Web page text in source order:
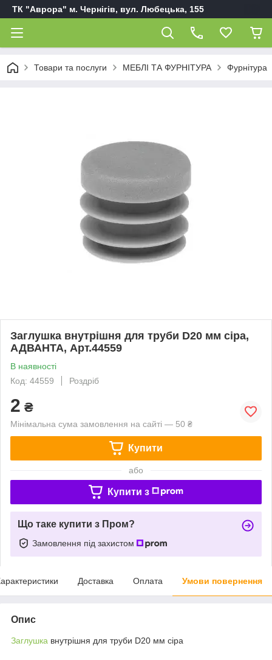
ТК "Аврора" м. Чернігів, вул. Любецька, 155
Товари та послуги МЕБЛІ ТА ФУРНІТУРА Фурнітура
Заглушка внутрішня для труби D20 мм сіра,
АДВАНТА, Арт.44559
В наявності
Код: 44559
Роздріб
2 ₴
Мінімальна сума замовлення на сайті — 50 ₴
Купити
або
Купити з
Що таке купити з Пром?
Замовлення під захистом
Доставка Оплата Умови повернення
Опис
Заглушка внутрішня для труби D20 мм сіра